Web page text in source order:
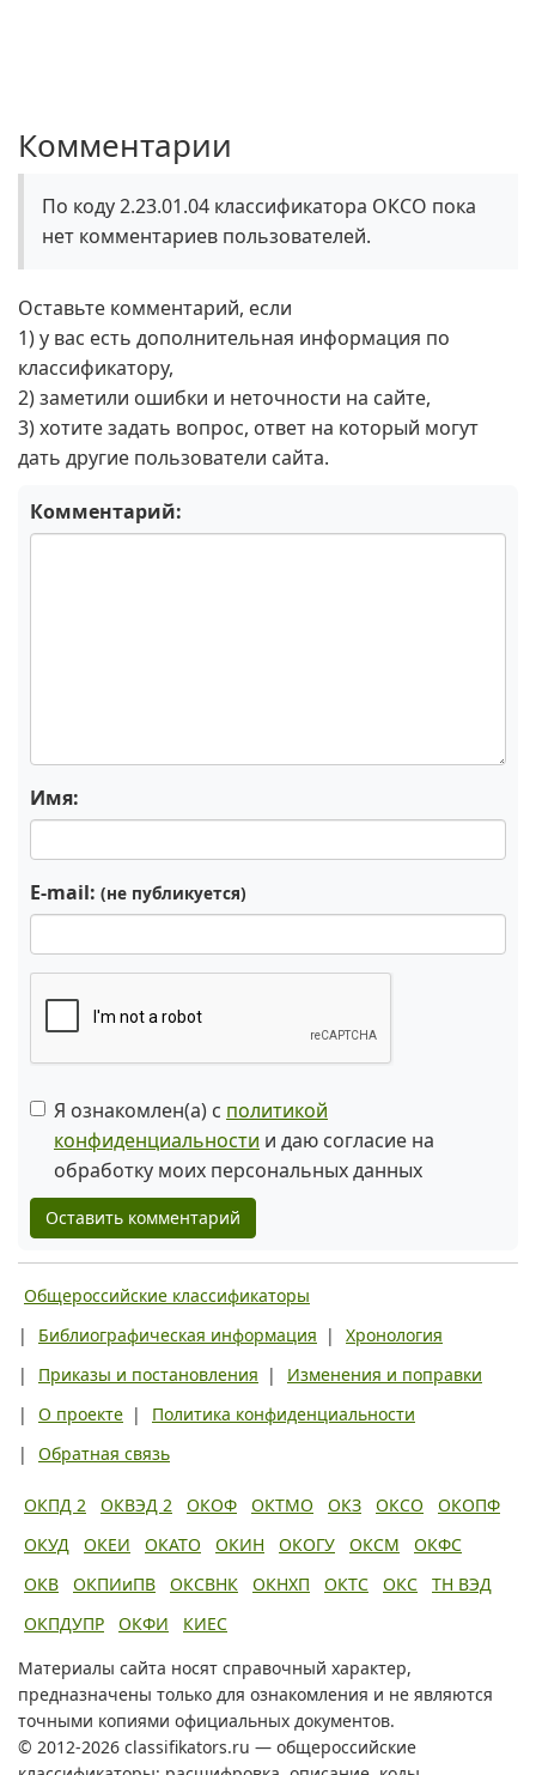
Комментарии
По коду 2.23.01.04 классификатора ОКСО пока
нет комментариев пользователей.
Оставьте комментарий, если
1) у вас есть дополнительная информация по
классификатору,
2) заметили ошибки и неточности на сайте,
3) хотите задать вопрос, ответ на который могут
дать другие пользователи сайта.
Комментарий:
Имя:
E-mail: (не публикуется)
Я ознакомлен(а) с политикой
конфиденциальности и даю согласие на
обработку моих персональных данных
Оставить комментарий
Общероссийские классификаторы
|
Библиографическая информация |
Хронология
|
Приказы и постановления |
Изменения и поправки
|
О проекте |
Политика конфиденциальности
|
Обратная связь
ОКПД 2 ОКВЭД 2 ОКОФ ОКТМО ОКЗ ОКСО
ОКОПФ
ОКУД
ОКЕИ ОКАТО ОКИН ОКОГУ ОКСМ
ОКФС
ОКВ
ОКПИиПВ ОКСВНК ОКНХП ОКТС ОКС
ТН ВЭД
ОКПДУПР
ОКФИ
КИЕС
Материалы сайта носят справочный характер,
предназначены только для ознакомления и не являются
точными копиями официальных документов.
© 2012-2026 classifikators.ru — общероссийские